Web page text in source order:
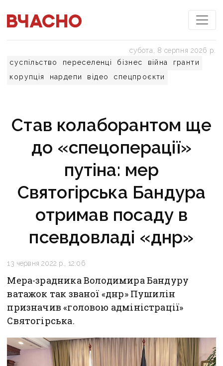
суспільство переселенці бізнес війна
гранти
корупція
нардепи відео спецпроєкти
субота, 8 серпня 2026 р.
Став колаборантом ще
до «спецоперації»
путіна: мер
Святогірська Бандура
отримав посаду в
псевдовладі «днр»
13 червня 2022 р., 12:06
Мера-зрадника Володимира Бандуру
ватажок так званої «днр» Пушилін
призначив «головою адміністрації»
Святогірська.